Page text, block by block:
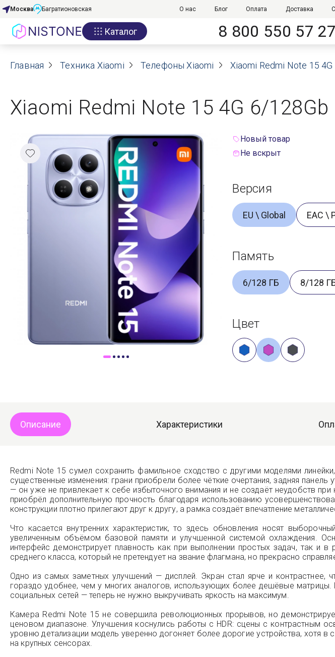
Акции
О нас
Реквизиты
Контакты
Гарантия
Trade-In
Москва Багратионовская О нас Блог Оплата Доставка
Каталог 8 800 550 57
Главная Техника Xiaomi Телефоны Xiaomi Xiaomi Redmi Note 15 4G
Xiaomi Redmi Note 15 4G 6/128Gb
Новый товар
Не вскрыт
Версия
EU \ Global ЕАС \
Память
6/128 ГБ 8/128
Цвет
Описание Характеристики
Redmi Note 15 сумел сохранить фамильное сходство с другими моделями
существенные изменения: грани приобрели более чёткие очертания, задняя
— он уже не привлекает к себе избыточного внимания и не создаёт неудобств
приобрёл дополнительную прочность благодаря использованию
конструкции плотно прилегают друг к другу, а рамка создаёт впечатление
Что касается внутренних характеристик, то здесь обновления носят
увеличенным объёмом базовой памяти и улучшенной системой охлаждения.
интерфейс демонстрирует плавность как при выполнении простых задач, так
среднего класса, который не претендует на звание флагмана, но прекрасно
Одно из самых заметных улучшений — дисплей. Экран стал ярче и контрастнее,
гораздо удобнее, чем у многих аналогов, использующих более дешёвые
социальных сетей — теперь не нужно выкручивать яркость на максимум.
Камера Redmi Note 15 не совершила революционных прорывов, но
ценовом диапазоне. Улучшения коснулись работы с HDR: сцены с контрастным
уровню детализации модель уверенно догоняет более дорогие устройства, хотя
на крупных сенсорах.